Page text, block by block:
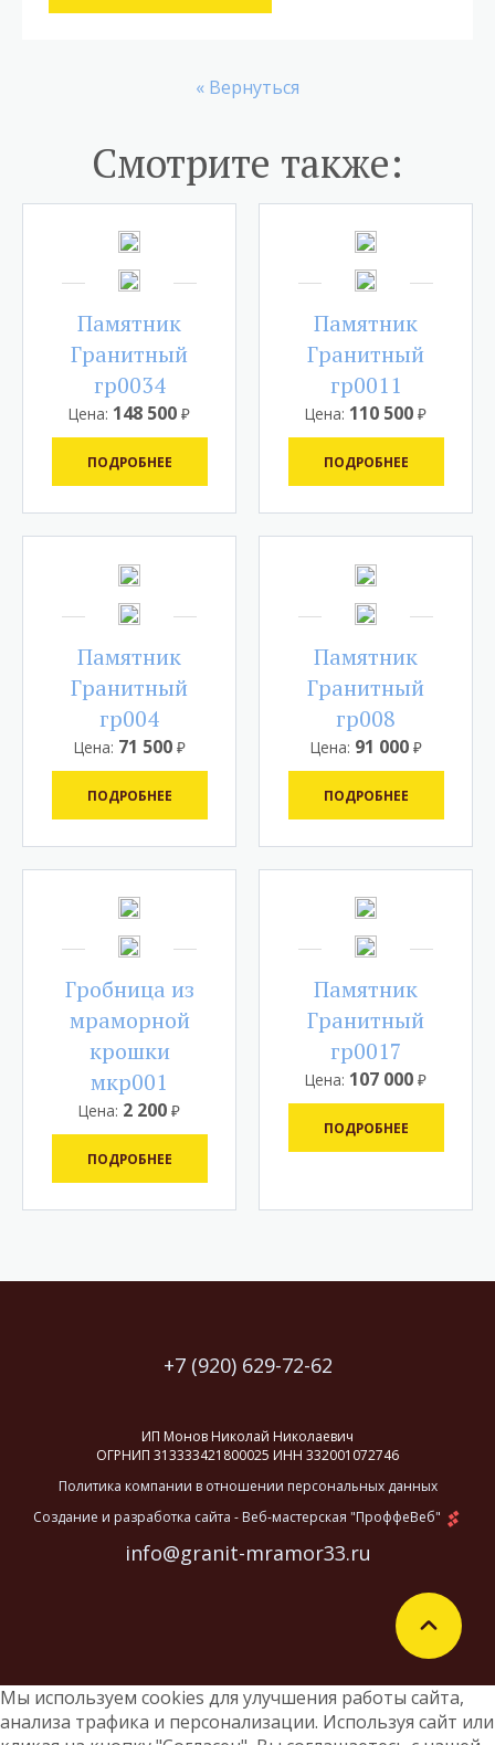
« Вернуться
Cмотрите также:
Памятник
Гранитный
гр0034
Цена: 148 500 ₽
ПОДРОБНЕЕ
Памятник
Гранитный
гр0011
Цена: 110 500 ₽
ПОДРОБНЕЕ
Памятник
Гранитный
гр004
Цена: 71 500 ₽
ПОДРОБНЕЕ
Памятник
Гранитный
гр008
Цена: 91 000 ₽
ПОДРОБНЕЕ
Гробница из
мраморной
крошки
мкр001
Цена: 2 200 ₽
ПОДРОБНЕЕ
Памятник
Гранитный
гр0017
Цена: 107 000 ₽
ПОДРОБНЕЕ
+7 (920) 629-72-62
ИП Монов Николай Николаевич
ОГРНИП 313333421800025 ИНН 332001072746
Политика компании в отношении персональных данных
Создание и разработка сайта - Веб-мастерская "ПроффеВеб"
info@granit-mramor33.ru
Мы используем cookies для улучшения работы сайта,
анализа трафика и персонализации. Используя сайт или